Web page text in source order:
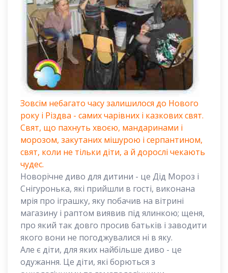
Зовсім небагато часу залишилося до Нового
року і Різдва - самих чарівних і казкових свят.
Свят, що пахнуть хвоєю, мандаринами і
морозом, закутаних мішурою і серпантином,
свят, коли не тільки діти, а й дорослі чекають
чудес.
Новорічне диво для дитини - це Дід Мороз і
Снігуронька, які прийшли в гості, виконана
мрія про іграшку, яку побачив на вітрині
магазину і раптом виявив під ялинкою; щеня,
про який так довго просив батьків і заводити
якого вони не погоджувалися ні в яку.
Але є діти, для яких найбільше диво - це
одужання. Це діти, які борються з